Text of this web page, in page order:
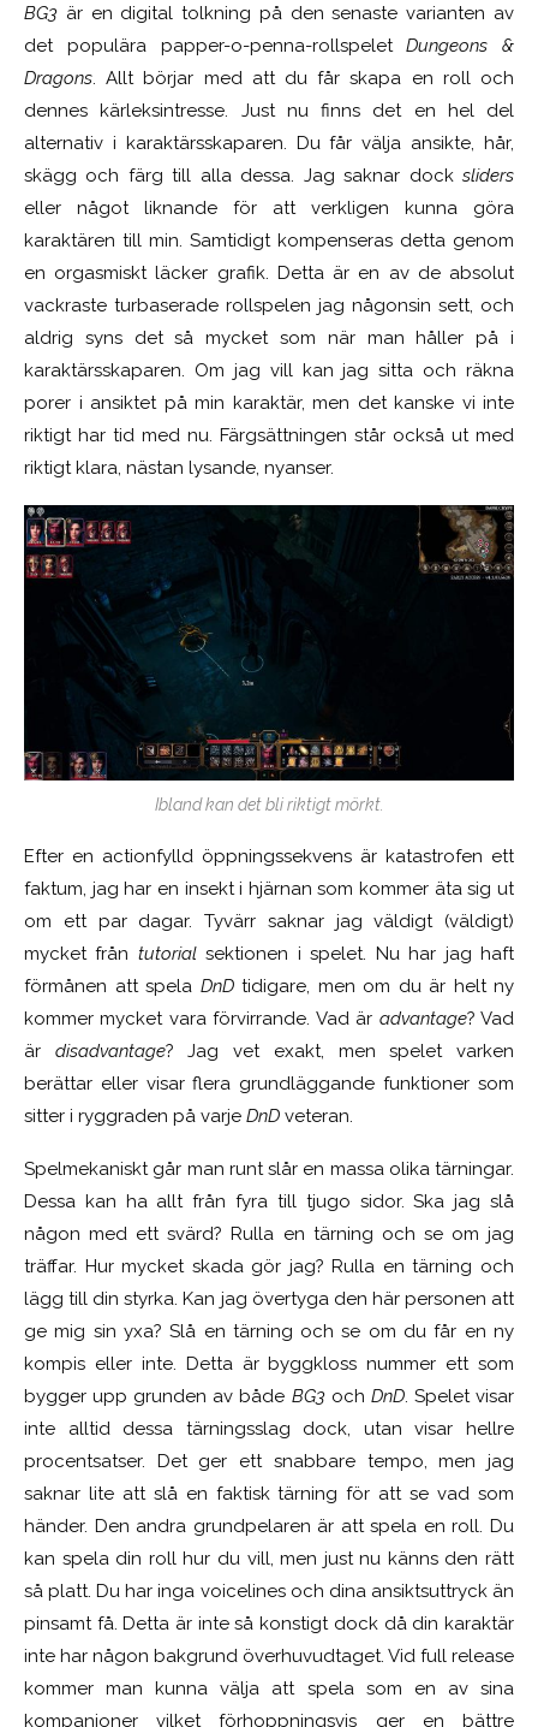
BG3 är en digital tolkning på den senaste varianten av
det populära papper-o-penna-rollspeletDungeons &
Dragons. Allt börjar med att du får skapa en roll och
dennes kärleksintresse. Just nu finns det en hel del
alternativ i karaktärsskaparen. Du får välja ansikte, hår,
skägg och färg till alla dessa. Jag saknar dock sliders
eller något liknande för att verkligen kunna göra
karaktären till min. Samtidigt kompenseras detta genom
en orgasmiskt läcker grafik. Detta är en av de absolut
vackraste turbaserade rollspelen jag någonsin sett, och
aldrig syns det så mycket som när man håller på i
karaktärsskaparen. Om jag vill kan jag sitta och räkna
porer i ansiktet på min karaktär, men det kanske vi inte
riktigt har tid med nu. Färgsättningen står också ut med
riktigt klara, nästan lysande, nyanser.
Ibland kan det bli riktigt mörkt.
Efter en actionfylld öppningssekvens är katastrofen ett
faktum, jag har en insekt i hjärnan som kommer äta sig ut
om ett par dagar. Tyvärr saknar jag väldigt (väldigt)
mycket från tutorialsektionen i spelet. Nu har jag haft
förmånen att spela DnD tidigare, men om du är helt ny
kommer mycket vara förvirrande. Vad är advantage? Vad
är disadvantage? Jag vet exakt, men spelet varken
berättar eller visar flera grundläggande funktioner som
sitter i ryggraden på varje DnD veteran.
Spelmekaniskt går man runt slår en massa olika tärningar.
Dessa kan ha allt från fyra till tjugo sidor. Ska jag slå
någon med ett svärd? Rulla en tärning och se om jag
träffar. Hur mycket skada gör jag? Rulla en tärning och
lägg till din styrka. Kan jag övertyga den här personen att
ge mig sin yxa? Slå en tärning och se om du får en ny
kompis eller inte. Detta är byggkloss nummer ett som
bygger upp grunden av både BG3 och DnD. Spelet visar
inte alltid dessa tärningsslag dock, utan visar hellre
procentsatser. Det ger ett snabbare tempo, men jag
saknar lite att slå en faktisk tärning för att se vad som
händer. Den andra grundpelaren är att spela en roll. Du
kan spela din roll hur du vill, men just nu känns den rätt
så platt. Du har inga voicelines och dina ansiktsuttryck än
pinsamt få. Detta är inte så konstigt dock då din karaktär
inte har någon bakgrund överhuvudtaget. Vid full release
kommer man kunna välja att spela som en av sina
kompanjoner vilket förhoppningsvis ger en bättre